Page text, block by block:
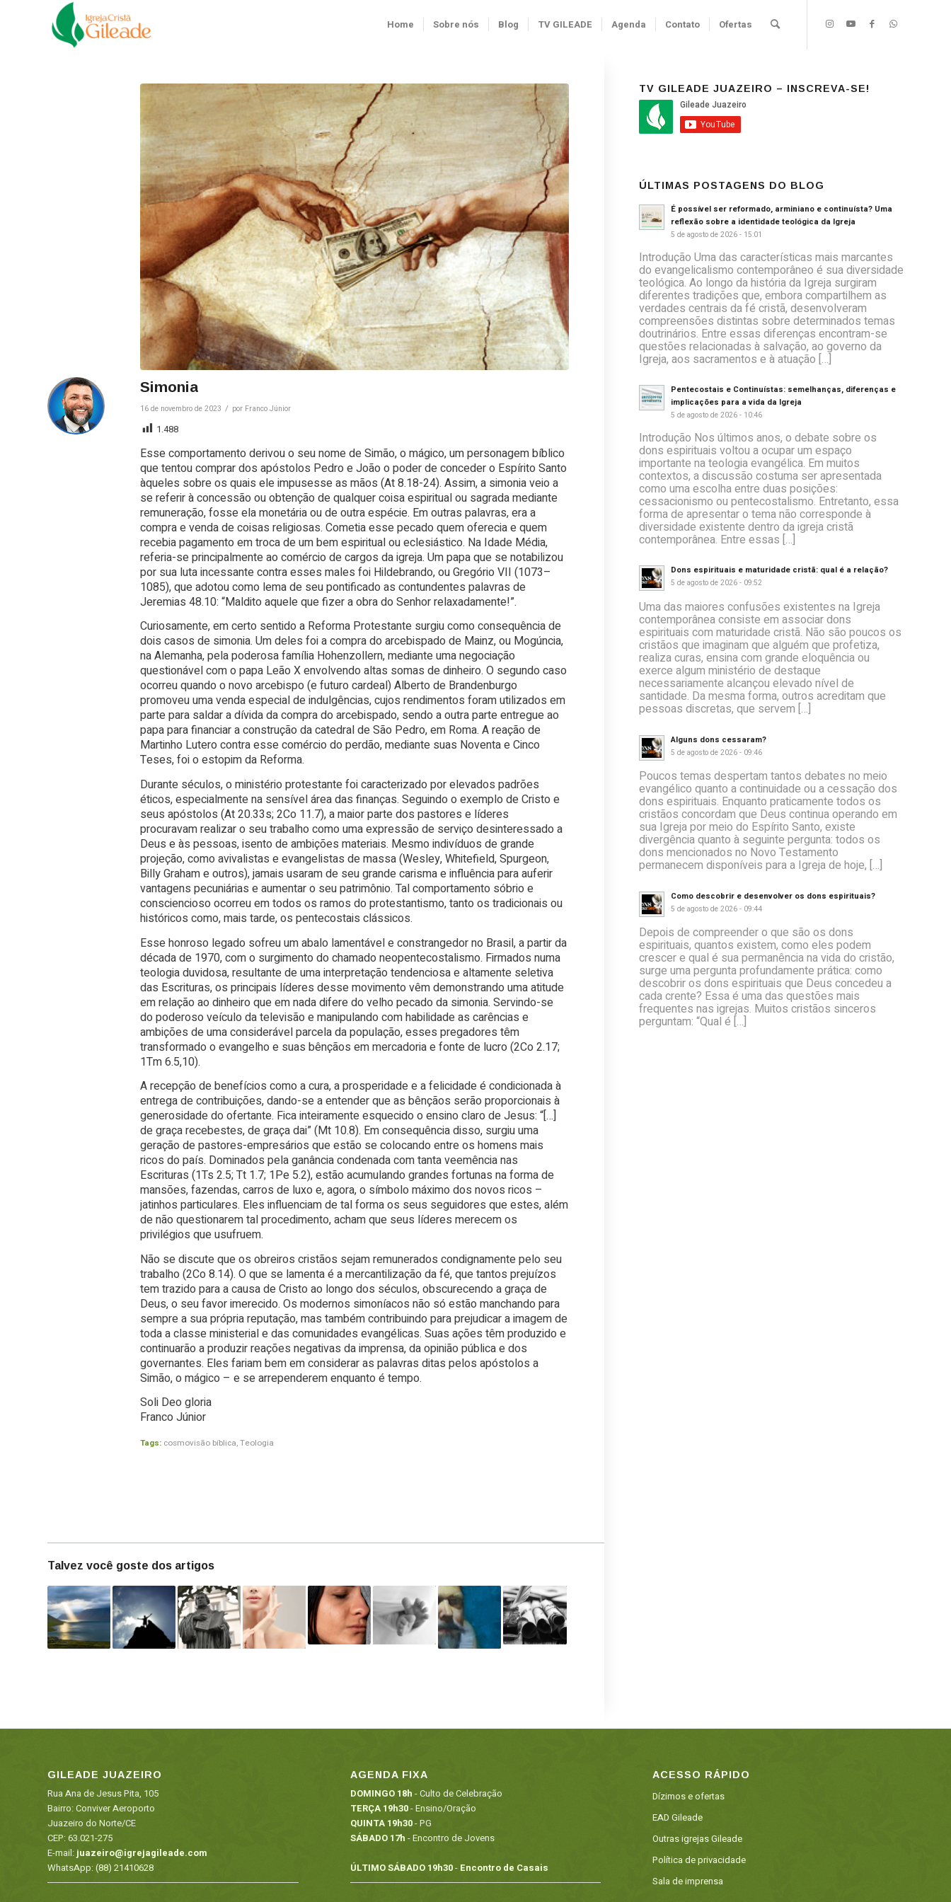
Home Sobre nós Blog TV GILEADE Agenda Contato Ofertas
Simonia
16 de novembro de 2023 / por Franco Júnior
1.488
Esse comportamento derivou o seu nome de Simão, o mágico, um personagem bíblico
que tentou comprar dos apóstolos Pedro e João o poder de conceder o Espírito Santo
àqueles sobre os quais ele impusesse as mãos (At 8.18-24). Assim, a simonia veio a
se referir à concessão ou obtenção de qualquer coisa espiritual ou sagrada mediante
remuneração, fosse ela monetária ou de outra espécie. Em outras palavras, era a
compra e venda de coisas religiosas. Cometia esse pecado quem oferecia e quem
recebia pagamento em troca de um bem espiritual ou eclesiástico. Na Idade Média,
referia-se principalmente ao comércio de cargos da igreja. Um papa que se notabilizou
por sua luta incessante contra esses males foi Hildebrando, ou Gregório VII (1073–
1085), que adotou como lema de seu pontificado as contundentes palavras de
Jeremias 48.10: “Maldito aquele que fizer a obra do Senhor relaxadamente!”.
Curiosamente, em certo sentido a Reforma Protestante surgiu como consequência de
dois casos de simonia. Um deles foi a compra do arcebispado de Mainz, ou Mogúncia,
na Alemanha, pela poderosa família Hohenzollern, mediante uma negociação
questionável com o papa Leão X envolvendo altas somas de dinheiro. O segundo caso
ocorreu quando o novo arcebispo (e futuro cardeal) Alberto de Brandenburgo
promoveu uma venda especial de indulgências, cujos rendimentos foram utilizados em
parte para saldar a dívida da compra do arcebispado, sendo a outra parte entregue ao
papa para financiar a construção da catedral de São Pedro, em Roma. A reação de
Martinho Lutero contra esse comércio do perdão, mediante suas Noventa e Cinco
Teses, foi o estopim da Reforma.
Durante séculos, o ministério protestante foi caracterizado por elevados padrões
éticos, especialmente na sensível área das finanças. Seguindo o exemplo de Cristo e
seus apóstolos (At 20.33s; 2Co 11.7), a maior parte dos pastores e líderes
procuravam realizar o seu trabalho como uma expressão de serviço desinteressado a
Deus e às pessoas, isento de ambições materiais. Mesmo indivíduos de grande
projeção, como avivalistas e evangelistas de massa (Wesley, Whitefield, Spurgeon,
Billy Graham e outros), jamais usaram de seu grande carisma e influência para auferir
vantagens pecuniárias e aumentar o seu patrimônio. Tal comportamento sóbrio e
consciencioso ocorreu em todos os ramos do protestantismo, tanto os tradicionais ou
históricos como, mais tarde, os pentecostais clássicos.
Esse honroso legado sofreu um abalo lamentável e constrangedor no Brasil, a partir da
década de 1970, com o surgimento do chamado neopentecostalismo. Firmados numa
teologia duvidosa, resultante de uma interpretação tendenciosa e altamente seletiva
das Escrituras, os principais líderes desse movimento vêm demonstrando uma atitude
em relação ao dinheiro que em nada difere do velho pecado da simonia. Servindo-se
do poderoso veículo da televisão e manipulando com habilidade as carências e
ambições de uma considerável parcela da população, esses pregadores têm
transformado o evangelho e suas bênçãos em mercadoria e fonte de lucro (2Co 2.17;
1Tm 6.5,10).
A recepção de benefícios como a cura, a prosperidade e a felicidade é condicionada à
entrega de contribuições, dando-se a entender que as bênçãos serão proporcionais à
generosidade do ofertante. Fica inteiramente esquecido o ensino claro de Jesus: “[…]
de graça recebestes, de graça dai” (Mt 10.8). Em consequência disso, surgiu uma
geração de pastores-empresários que estão se colocando entre os homens mais
ricos do país. Dominados pela ganância condenada com tanta veemência nas
Escrituras (1Ts 2.5; Tt 1.7; 1Pe 5.2), estão acumulando grandes fortunas na forma de
mansões, fazendas, carros de luxo e, agora, o símbolo máximo dos novos ricos –
jatinhos particulares. Eles influenciam de tal forma os seus seguidores que estes, além
de não questionarem tal procedimento, acham que seus líderes merecem os
privilégios que usufruem.
Não se discute que os obreiros cristãos sejam remunerados condignamente pelo seu
trabalho (2Co 8.14). O que se lamenta é a mercantilização da fé, que tantos prejuízos
tem trazido para a causa de Cristo ao longo dos séculos, obscurecendo a graça de
Deus, o seu favor imerecido. Os modernos simoníacos não só estão manchando para
sempre a sua própria reputação, mas também contribuindo para prejudicar a imagem de
toda a classe ministerial e das comunidades evangélicas. Suas ações têm produzido e
continuarão a produzir reações negativas da imprensa, da opinião pública e dos
governantes. Eles fariam bem em considerar as palavras ditas pelos apóstolos a
Simão, o mágico – e se arrependerem enquanto é tempo.
Soli Deo gloria
Franco Júnior
Tags: cosmovisão bíblica,Teologia
Talvez você goste dos artigos
TV GILEADE JUAZEIRO – INSCREVA-SE!
ÚLTIMAS POSTAGENS DO BLOG
É possível ser reformado, arminiano e continuísta? Uma
reflexão sobre a identidade teológica da Igreja
5 de agosto de 2026 - 15:01
Introdução Uma das características mais marcantes
do evangelicalismo contemporâneo é sua diversidade
teológica. Ao longo da história da Igreja surgiram
diferentes tradições que, embora compartilhem as
verdades centrais da fé cristã, desenvolveram
compreensões distintas sobre determinados temas
doutrinários. Entre essas diferenças encontram-se
questões relacionadas à salvação, ao governo da
Igreja, aos sacramentos e à atuação […]
Pentecostais e Continuístas: semelhanças, diferenças e
implicações para a vida da Igreja
5 de agosto de 2026 - 10:46
Introdução Nos últimos anos, o debate sobre os
dons espirituais voltou a ocupar um espaço
importante na teologia evangélica. Em muitos
contextos, a discussão costuma ser apresentada
como uma escolha entre duas posições:
cessacionismo ou pentecostalismo. Entretanto, essa
forma de apresentar o tema não corresponde à
diversidade existente dentro da igreja cristã
contemporânea. Entre essas […]
Dons espirituais e maturidade cristã: qual é a relação?
5 de agosto de 2026 - 09:52
Uma das maiores confusões existentes na Igreja
contemporânea consiste em associar dons
espirituais com maturidade cristã. Não são poucos os
cristãos que imaginam que alguém que profetiza,
realiza curas, ensina com grande eloquência ou
exerce algum ministério de destaque
necessariamente alcançou elevado nível de
santidade. Da mesma forma, outros acreditam que
pessoas discretas, que servem […]
Alguns dons cessaram?
5 de agosto de 2026 - 09:46
Poucos temas despertam tantos debates no meio
evangélico quanto a continuidade ou a cessação dos
dons espirituais. Enquanto praticamente todos os
cristãos concordam que Deus continua operando em
sua Igreja por meio do Espírito Santo, existe
divergência quanto à seguinte pergunta: todos os
dons mencionados no Novo Testamento
permanecem disponíveis para a Igreja de hoje, […]
Como descobrir e desenvolver os dons espirituais?
5 de agosto de 2026 - 09:44
Depois de compreender o que são os dons
espirituais, quantos existem, como eles podem
crescer e qual é sua permanência na vida do cristão,
surge uma pergunta profundamente prática: como
descobrir os dons espirituais que Deus concedeu a
cada crente? Essa é uma das questões mais
frequentes nas igrejas. Muitos cristãos sinceros
perguntam: “Qual é […]
GILEADE JUAZEIRO
Rua Ana de Jesus Pita, 105
Bairro: Conviver Aeroporto
Juazeiro do Norte/CE
CEP: 63.021-275
E-mail: juazeiro@igrejagileade.com
WhatsApp:(88) 21410628
AGENDA FIXA
DOMINGO 18h - Culto de Celebração
TERÇA 19h30- Ensino/Oração
QUINTA 19h30- PG
SÁBADO 17h - Encontro de Jovens
ÚLTIMO SÁBADO 19h30- Encontro de Casais
ACESSO RÁPIDO
Dízimos e ofertas
EAD Gileade
Outras igrejas Gileade
Política de privacidade
Sala de imprensa